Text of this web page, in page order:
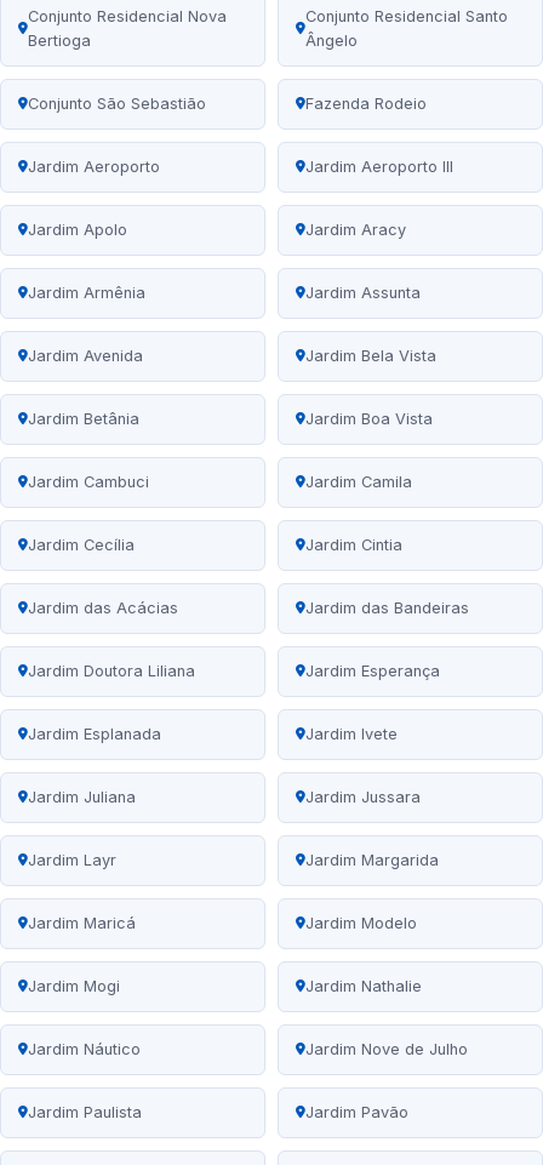
Conjunto Residencial Nova
Bertioga
Conjunto Residencial Santo
Ângelo
Conjunto São Sebastião Fazenda Rodeio
Jardim Aeroporto Jardim Aeroporto III
Jardim Apolo Jardim Aracy
Jardim Armênia Jardim Assunta
Jardim Avenida Jardim Bela Vista
Jardim Betânia Jardim Boa Vista
Jardim Cambuci Jardim Camila
Jardim Cecília Jardim Cintia
Jardim das Acácias Jardim das Bandeiras
Jardim Doutora Liliana Jardim Esperança
Jardim Esplanada Jardim Ivete
Jardim Juliana Jardim Jussara
Jardim Layr Jardim Margarida
Jardim Maricá Jardim Modelo
Jardim Mogi Jardim Nathalie
Jardim Náutico Jardim Nove de Julho
Jardim Paulista Jardim Pavão